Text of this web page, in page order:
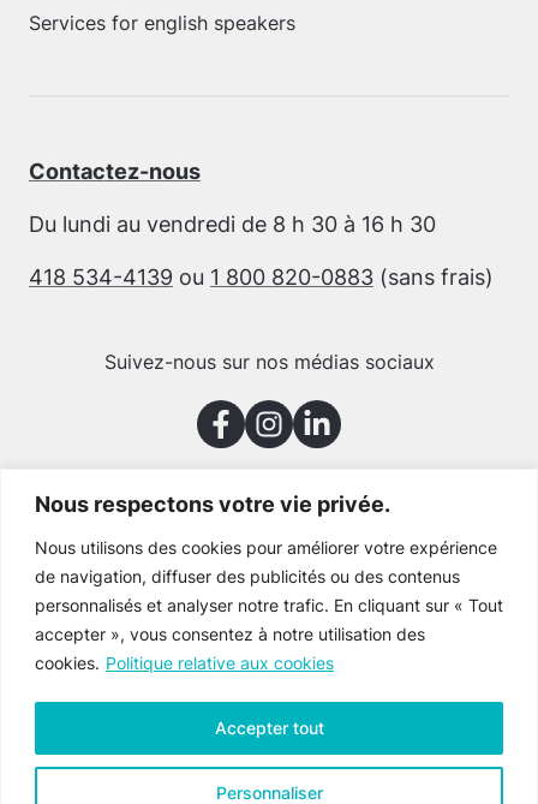
Nous respectons votre vie privée.
Nous utilisons des cookies pour améliorer votre expérience
de navigation, diffuser des publicités ou des contenus
personnalisés et analyser notre trafic. En cliquant sur « Tout
accepter », vous consentez à notre utilisation des
cookies. Politique relative aux cookies
Personnaliser
Accepter tout
Services for english speakers
Contactez-nous
Du lundi au vendredi de 8 h 30 à 16 h 30
418 534-4139 ou 1 800 820-0883 (sans frais)
Suivez-nous sur nos médias sociaux
Merci à nos partenaires